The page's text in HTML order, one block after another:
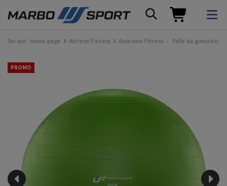
Sei qui: Home page Attrezzi Fitness Accessori Fitness Palle da ginnastica
PROMO